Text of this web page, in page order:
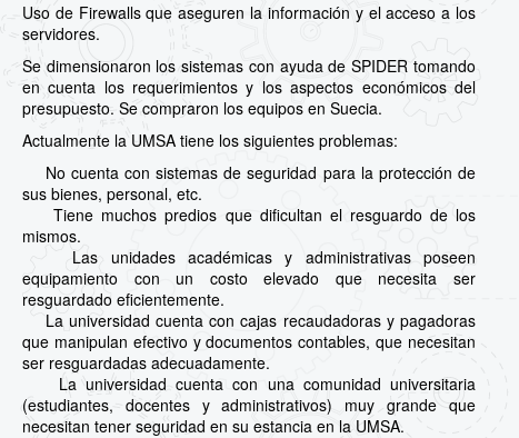
Uso de Firewalls que aseguren la información y el acceso a los
servidores.
Se dimensionaron los sistemas con ayuda de SPIDER tomando
en cuenta los requerimientos y los aspectos económicos del
presupuesto. Se compraron los equipos en Suecia.
Actualmente la UMSA tiene los siguientes problemas:
No cuenta con sistemas de seguridad para la protección de
sus bienes, personal, etc.
Tiene muchos predios que dificultan el resguardo de los
mismos.
Las unidades académicas y administrativas poseen
equipamiento con un costo elevado que necesita ser
resguardado eficientemente.
La universidad cuenta con cajas recaudadoras y pagadoras
que manipulan efectivo y documentos contables, que necesitan
ser resguardadas adecuadamente.
La universidad cuenta con una comunidad universitaria
(estudiantes, docentes y administrativos) muy grande que
necesitan tener seguridad en su estancia en la UMSA.